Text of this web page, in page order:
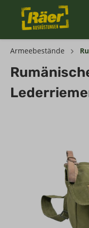
Armeebestände